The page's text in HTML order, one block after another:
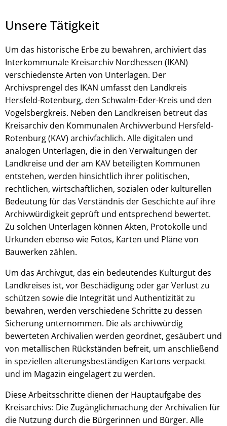
© Landkreis Hersfeld-Rotenburg
Unsere Tätigkeit
Um das historische Erbe zu bewahren, archiviert das
Interkommunale Kreisarchiv Nordhessen (IKAN)
verschiedenste Arten von Unterlagen. Der
Archivsprengel des IKAN umfasst den Landkreis
Hersfeld-Rotenburg, den Schwalm-Eder-Kreis und den
Vogelsbergkreis. Neben den Landkreisen betreut das
Kreisarchiv den Kommunalen Archivverbund Hersfeld-
Rotenburg (KAV) archivfachlich. Alle digitalen und
analogen Unterlagen, die in den Verwaltungen der
Landkreise und der am KAV beteiligten Kommunen
entstehen, werden hinsichtlich ihrer politischen,
rechtlichen, wirtschaftlichen, sozialen oder kulturellen
Bedeutung für das Verständnis der Geschichte auf ihre
Archivwürdigkeit geprüft und entsprechend bewertet.
Zu solchen Unterlagen können Akten, Protokolle und
Urkunden ebenso wie Fotos, Karten und Pläne von
Bauwerken zählen.
Um das Archivgut, das ein bedeutendes Kulturgut des
Landkreises ist, vor Beschädigung oder gar Verlust zu
schützen sowie die Integrität und Authentizität zu
bewahren, werden verschiedene Schritte zu dessen
Sicherung unternommen. Die als archivwürdig
bewerteten Archivalien werden geordnet, gesäubert und
von metallischen Rückständen befreit, um anschließend
in speziellen alterungsbeständigen Kartons verpackt
und im Magazin eingelagert zu werden.
Diese Arbeitsschritte dienen der Hauptaufgabe des
Kreisarchivs: Die Zugänglichmachung der Archivalien für
die Nutzung durch die Bürgerinnen und Bürger. Alle